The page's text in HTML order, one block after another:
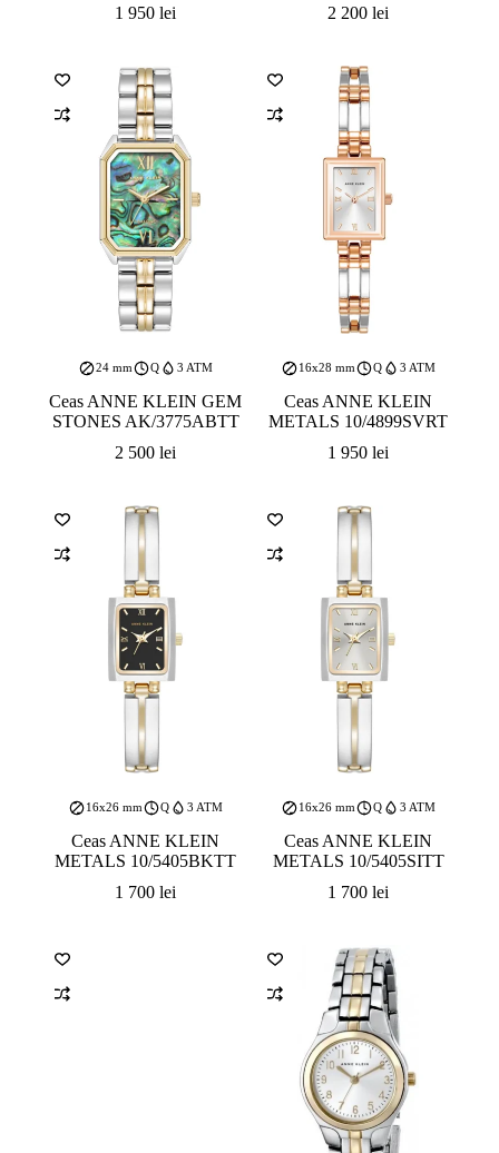
1 950lei 2 200lei
24 mm Q 3 ATM
Ceas ANNE KLEIN GEM
STONES AK/3775ABTT
2 500lei
16x28 mm Q 3 ATM
Ceas ANNE KLEIN
METALS 10/4899SVRT
1 950lei
16x26 mm Q 3 ATM
Ceas ANNE KLEIN
METALS 10/5405BKTT
1 700lei
16x26 mm Q 3 ATM
Ceas ANNE KLEIN
METALS 10/5405SITT
1 700lei